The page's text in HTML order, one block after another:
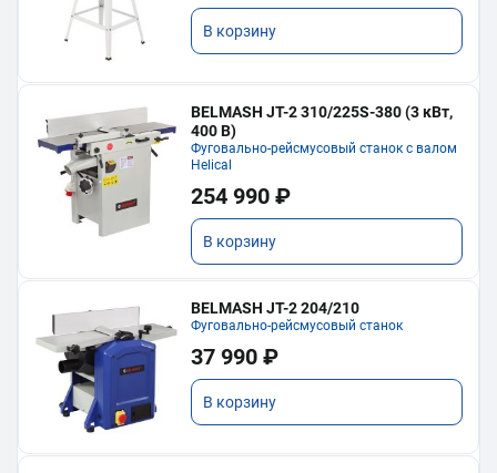
В корзину
BELMASH JT-2 310/225S-380 (3 кВт,
400 В)
Фуговально-рейсмусовый станок с валом
Helical
254 990 ₽
В корзину
BELMASH JT-2 204/210
Фуговально-рейсмусовый станок
37 990 ₽
В корзину